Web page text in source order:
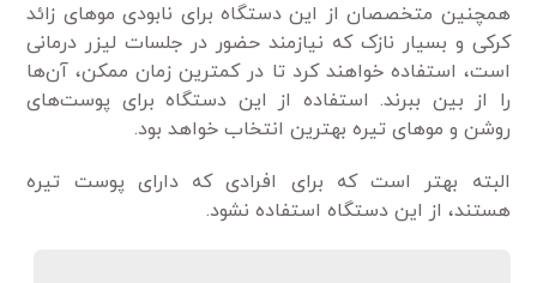
همچنین متخصصان از این دستگاه برای نابودی مو‌های زائد
کرکی و بسیار نازک که نیاز‌مند حضور در جلسات لیزر درمانی
است، استفاده خواهند کرد تا در کمترین زمان ممکن، آن‌ها
را از بین ببرند. استفاده از این دستگاه برای پوست‌های
روشن و مو‌های تیره بهترین انتخاب خواهد بود.
البته بهتر است که برای افرادی که دارای پوست تیره
هستند، از این دستگاه استفاده نشود.